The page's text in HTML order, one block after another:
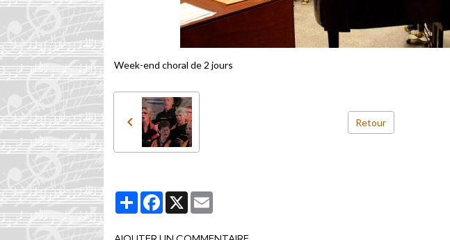
Week-end choral de 2 jours
Retour
PartagerFacebook
X